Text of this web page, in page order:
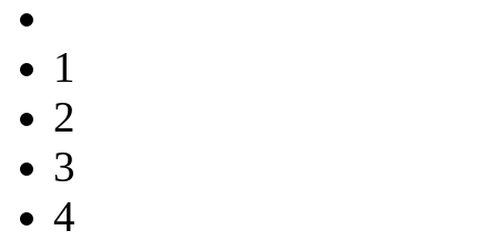
1
2
3
4